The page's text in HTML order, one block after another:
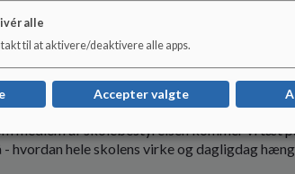
familie har altid været aktive deltagere i
meget på sinde, at der er en samhørighed
har siddet i skolebestyrelsen gennem flere år
medlem af skolebestyrelsen kommer vi tæt
- hvordan hele skolens virke og dagligdag
alle
til at aktivere/deaktivere alle apps.
Accepter valgte